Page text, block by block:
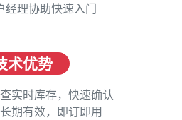
经理协助快速入门
术优势
实时库存，快速确认
期有效，即订即用